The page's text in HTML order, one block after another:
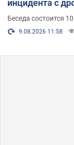
инцидента с
Беседа состоится
9.08.2026 11:58